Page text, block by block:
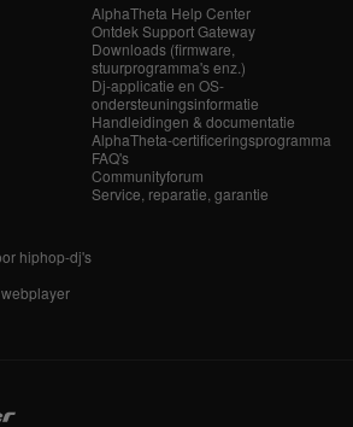
hiphop-dj's
AlphaTheta Help Center
Ontdek Support Gateway
Downloads (firmware,
stuurprogramma's enz.)
Dj-applicatie en OS-
ondersteuningsinformatie
Handleidingen & documentatie
AlphaTheta-certificeringsprogramma
FAQ's
Communityforum
Service, reparatie, garantie